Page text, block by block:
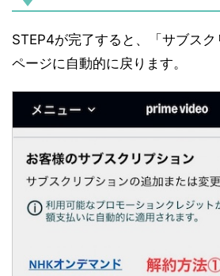
STEP4が完了すると、「サブスク
ページに自動的に戻ります。